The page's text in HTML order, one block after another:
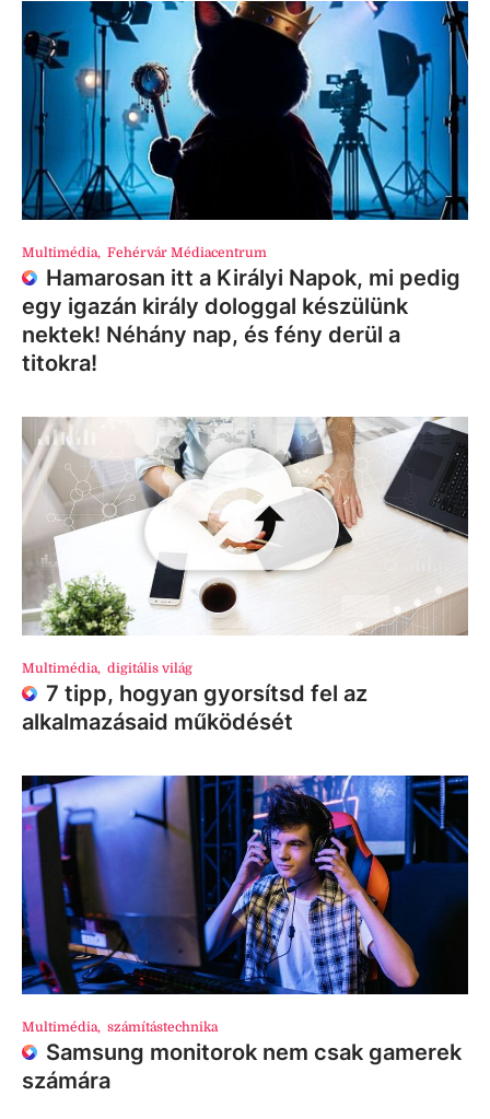
Multimédia, Fehérvár Médiacentrum
Hamarosan itt a Királyi Napok, mi pedig
egy igazán király dologgal készülünk
nektek! Néhány nap, és fény derül a
titokra!
Multimédia, digitális világ
7 tipp, hogyan gyorsítsd fel az
alkalmazásaid működését
Multimédia, számítástechnika
Samsung monitorok nem csak gamerek
számára